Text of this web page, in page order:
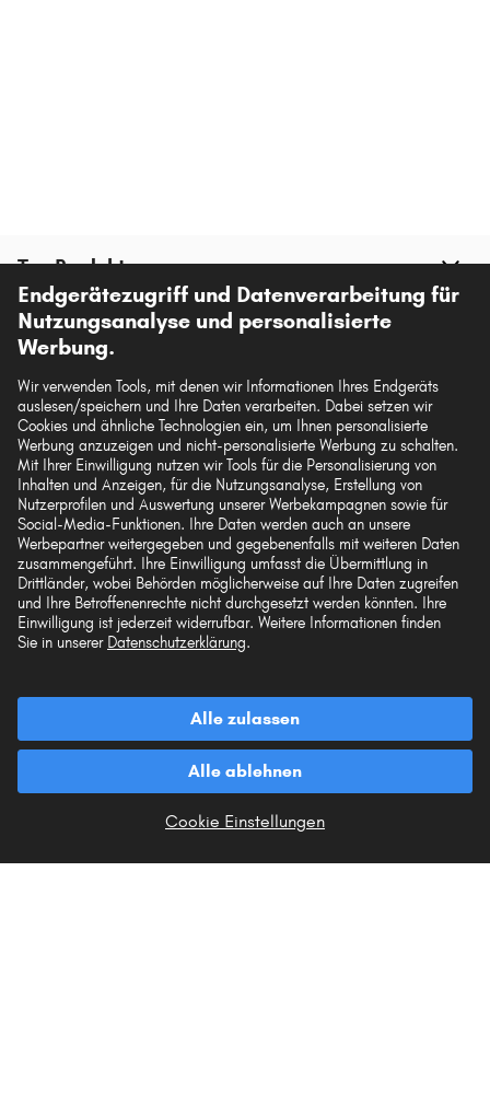
Top Produkte
Mehr von autoteile24
Hilfe & Support
Rechtliches
Akzeptierte Zahlungsarten
Unsere Versandpartner
Endgerätezugriff und Datenverarbeitung für
Nutzungsanalyse und personalisierte
Werbung.
Wir verwenden Tools, mit denen wir Informationen Ihres Endgeräts
auslesen/speichern und Ihre Daten verarbeiten. Dabei setzen wir
Cookies und ähnliche Technologien ein, um Ihnen personalisierte
Werbung anzuzeigen und nicht-personalisierte Werbung zu schalten.
Mit Ihrer Einwilligung nutzen wir Tools für die Personalisierung von
Inhalten und Anzeigen, für die Nutzungsanalyse, Erstellung von
Nutzerprofilen und Auswertung unserer Werbekampagnen sowie für
Social-Media-Funktionen. Ihre Daten werden auch an unsere
Werbepartner weitergegeben und gegebenenfalls mit weiteren Daten
zusammengeführt. Ihre Einwilligung umfasst die Übermittlung in
Drittländer, wobei Behörden möglicherweise auf Ihre Daten zugreifen
und Ihre Betroffenenrechte nicht durchgesetzt werden könnten. Ihre
Einwilligung ist jederzeit widerrufbar. Weitere Informationen finden
Sie in unserer Datenschutzerklärung.
Alle zulassen
Alle ablehnen
Cookie Einstellungen